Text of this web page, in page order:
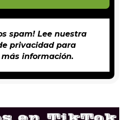
spam! Lee nuestra
privacidadpara
información.